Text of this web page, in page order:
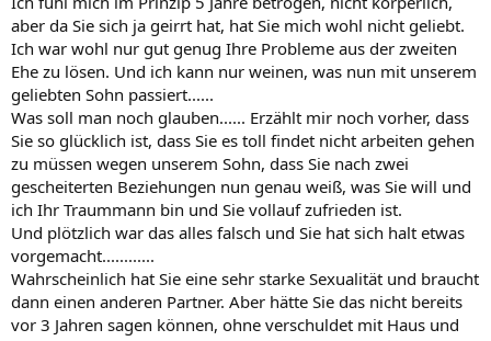
aber da Sie sich ja geirrt hat, hat Sie mich wohl nicht geliebt.
Ich war wohl nur gut genug Ihre Probleme aus der zweiten
Ehe zu lösen. Und ich kann nur weinen, was nun mit unserem
geliebten Sohn passiert......
Was soll man noch glauben...... Erzählt mir noch vorher, dass
Sie so glücklich ist, dass Sie es toll findet nicht arbeiten gehen
zu müssen wegen unserem Sohn, dass Sie nach zwei
gescheiterten Beziehungen nun genau weiß, was Sie will und
ich Ihr Traummann bin und Sie vollauf zufrieden ist.
Und plötzlich war das alles falsch und Sie hat sich halt etwas
vorgemacht............
Wahrscheinlich hat Sie eine sehr starke Sexualität und braucht
dann einen anderen Partner. Aber hätte Sie das nicht bereits
vor 3 Jahren sagen können, ohne verschuldet mit Haus und